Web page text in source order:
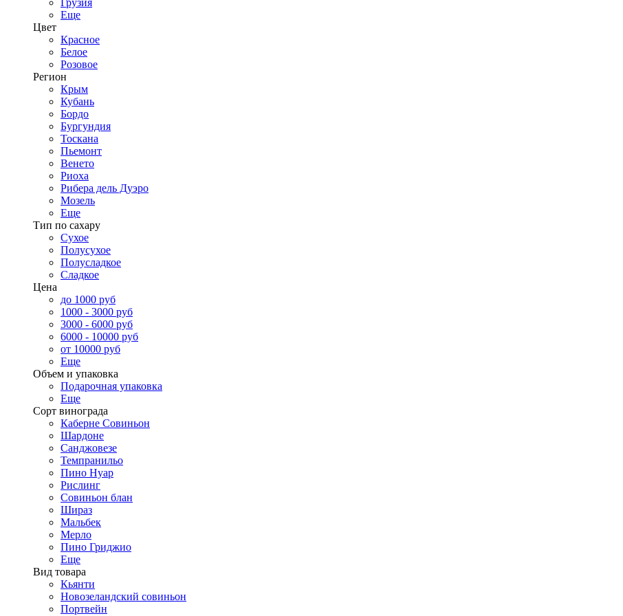
Грузия
Еще
Цвет
Красное
Белое
Розовое
Регион
Крым
Кубань
Бордо
Бургундия
Тоскана
Пьемонт
Венето
Риоха
Рибера дель Дуэро
Мозель
Еще
Тип по сахару
Сухое
Полусухое
Полусладкое
Сладкое
Цена
до 1000 руб
1000 - 3000 руб
3000 - 6000 руб
6000 - 10000 руб
от 10000 руб
Еще
Объем и упаковка
Подарочная упаковка
Еще
Сорт винограда
Каберне Совиньон
Шардоне
Санджовезе
Темпранильо
Пино Нуар
Рислинг
Совиньон блан
Шираз
Мальбек
Мерло
Пино Гриджио
Еще
Вид товара
Кьянти
Новозеландский совиньон
Портвейн